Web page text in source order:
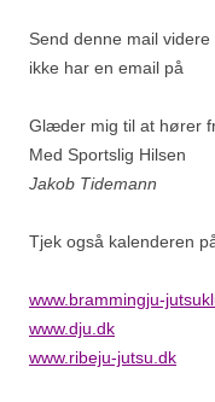
Send denne mail
ikke har en email på
Glæder mig til at hører
Med Sportslig Hilsen
Jakob Tidemann
Tjek også kalenderen
www.brammingju-
www.dju.dk
www.ribeju-jutsu.dk